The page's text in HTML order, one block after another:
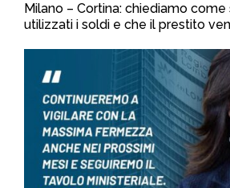
Milano – Cortina: chiediamo
utilizzati i soldi e che il prestito